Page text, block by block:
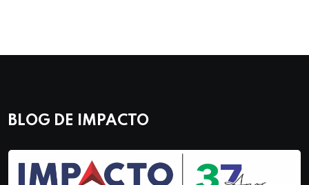
BLOG DE IMPACTO